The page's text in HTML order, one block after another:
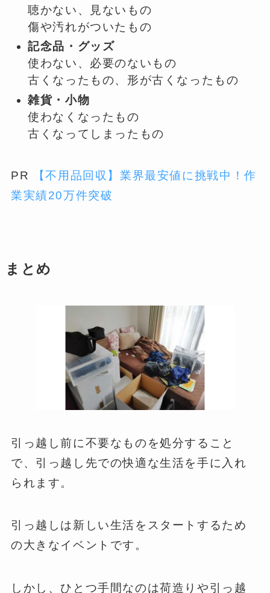
聴かない、見ないもの
傷や汚れがついたもの
記念品・グッズ
使わない、必要のないもの
古くなったもの、形が古くなったもの
雑貨・小物
使わなくなったもの
古くなってしまったもの
PR
【不用品回収】業界最安値に挑戦中！作
業実績20万件突破
まとめ
引っ越し前に不要なものを処分すること
で、引っ越し先での快適な生活を手に入れ
られます。
引っ越しは新しい生活をスタートするため
の大きなイベントです。
しかし、ひとつ手間なのは荷造りや引っ越